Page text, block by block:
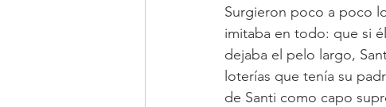
Surgieron poco a poco
imitaba en todo: que si
dejaba el pelo largo,
loterías que tenía su
de Santi como capo